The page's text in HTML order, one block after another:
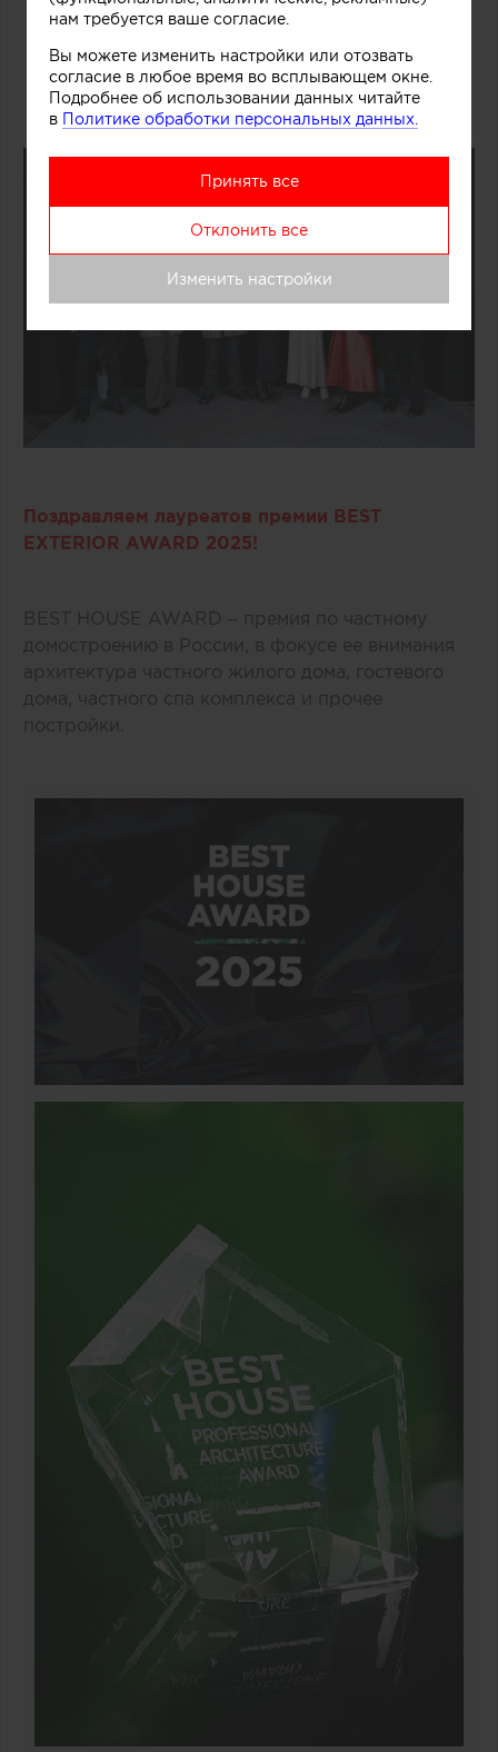
Поздравляем лауреатов премии BEST
EXTERIOR AWARD 2025!
BEST HOUSE AWARD – премия по частному
домостроению в России, в фокусе ее внимания
архитектура частного жилого дома, гостевого
дома, частного спа комплекса и прочее
постройки.
нам требуется ваше согласие.
Вы можете изменить настройки или отозвать
согласие в любое время во всплывающем окне.
Подробнее об использовании данных читайте
в Политике обработки персональных данных.
Принять все
Отклонить все
Изменить настройки